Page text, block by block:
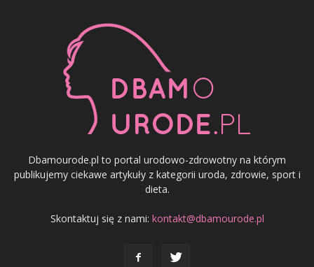
Dbamourode.pl to portal urodowo-zdrowotny na którym
publikujemy ciekawe artykuły z kategorii uroda, zdrowie, sport i
dieta.
Skontaktuj się z nami: kontakt@dbamourode.pl